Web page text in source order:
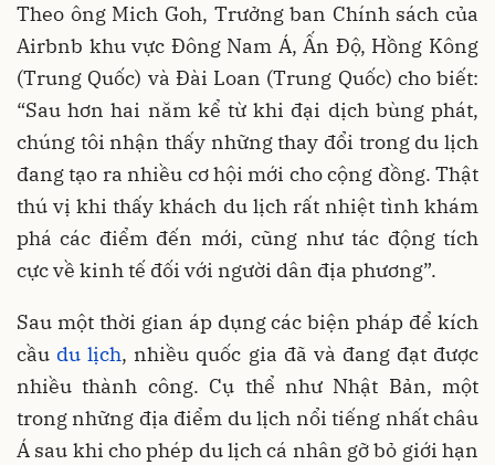
Theo ông Mich Goh, Trưởng ban Chính sách của
Airbnb khu vực Đông Nam Á, Ấn Độ, Hồng Kông
(Trung Quốc) và Đài Loan (Trung Quốc) cho biết:
“Sau hơn hai năm kể từ khi đại dịch bùng phát,
chúng tôi nhận thấy những thay đổi trong du lịch
đang tạo ra nhiều cơ hội mới cho cộng đồng. Thật
thú vị khi thấy khách du lịch rất nhiệt tình khám
phá các điểm đến mới, cũng như tác động tích
cực về kinh tế đối với người dân địa phương”.
Sau một thời gian áp dụng các biện pháp để kích
cầu du lịch, nhiều quốc gia đã và đang đạt được
nhiều thành công. Cụ thể như Nhật Bản, một
trong những địa điểm du lịch nổi tiếng nhất châu
Á sau khi cho phép du lịch cá nhân gỡ bỏ giới hạn